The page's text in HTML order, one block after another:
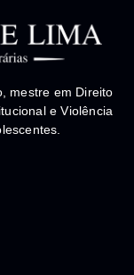
mestre em Direito
e Violência